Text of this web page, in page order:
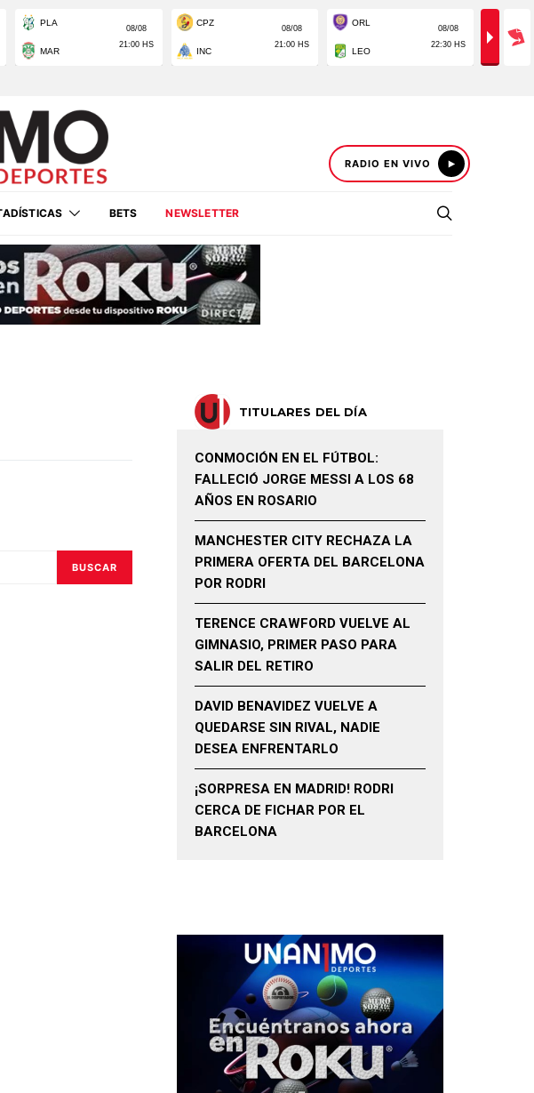
RADIO EN VIVO
BETS NEWSLETTER
BUSCAR
TITULARES DEL DÍA
CONMOCIÓN EN EL FÚTBOL:
FALLECIÓ JORGE MESSI A LOS 68
AÑOS EN ROSARIO
MANCHESTER CITY RECHAZA LA
PRIMERA OFERTA DEL BARCELONA
POR RODRI
TERENCE CRAWFORD VUELVE AL
GIMNASIO, PRIMER PASO PARA
SALIR DEL RETIRO
DAVID BENAVIDEZ VUELVE A
QUEDARSE SIN RIVAL, NADIE
DESEA ENFRENTARLO
¡SORPRESA EN MADRID! RODRI
CERCA DE FICHAR POR EL
BARCELONA